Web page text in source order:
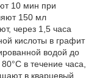
10 мин при
150 мл
через 1,5 часа
кислоты в графит
водой до
в течение часа,
в кварцевый